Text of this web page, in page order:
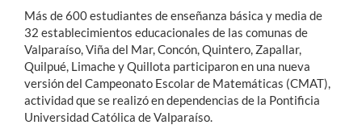
Más de 600 estudiantes de enseñanza básica y media de
32 establecimientos educacionales de las comunas de
Valparaíso, Viña del Mar, Concón, Quintero, Zapallar,
Quilpué, Limache y Quillota participaron en una nueva
versión del Campeonato Escolar de Matemáticas (CMAT),
actividad que se realizó en dependencias de la Pontificia
Universidad Católica de Valparaíso.